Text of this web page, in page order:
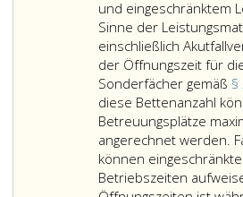
werden:
für
für
mit
und eingeschränktem
Sinne der
einschließlich
der Öffnungszeit für
Sonderfächer gemäß §
diese Bettenanzahl
Betreuungsplätze
angerechnet werden.
können
Betriebszeiten